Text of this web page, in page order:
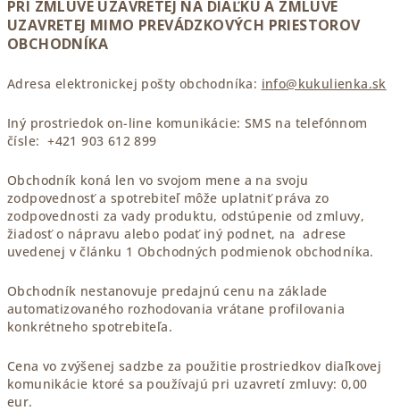
PRI ZMLUVE UZAVRETEJ NA DIAĽKU A ZMLUVE
UZAVRETEJ MIMO PREVÁDZKOVÝCH PRIESTOROV
OBCHODNÍKA
Adresa elektronickej pošty obchodníka: info@kukulienka.sk
Iný prostriedok on-line komunikácie: SMS na telefónnom
čísle: +421 903 612 899
Obchodník koná len vo svojom mene a na svoju
zodpovednosť a spotrebiteľ môže uplatniť práva zo
zodpovednosti za vady produktu, odstúpenie od zmluvy,
žiadosť o nápravu alebo podať iný podnet, na adrese
uvedenej v článku 1 Obchodných podmienok obchodníka.
Obchodník nestanovuje predajnú cenu na základe
automatizovaného rozhodovania vrátane profilovania
konkrétneho spotrebiteľa.
Cena vo zvýšenej sadzbe za použitie prostriedkov diaľkovej
komunikácie ktoré sa používajú pri uzavretí zmluvy: 0,00
eur.